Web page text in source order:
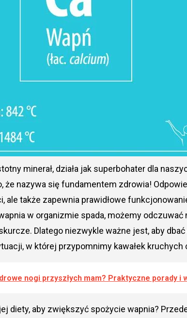
minerał, działa jak superbohater dla
że nazywa się fundamentem zdrowia!
ale także zapewnia prawidłowe
w organizmie spada, możemy odczuwać
Dlatego niezwykle ważne jest, aby
w której przypomnimy kawałek kruchych
nogi przyszłych mam? Praktyczne porady i
diety, aby zwiększyć spożycie wapnia?